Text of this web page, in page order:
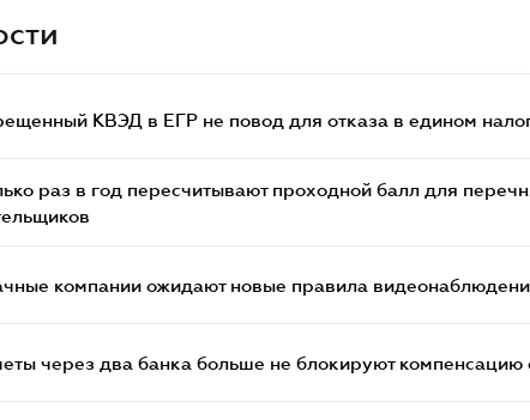
КВЭД в ЕГР не повод для отказа в едином
раз в год пересчитывают проходной балл для
компании ожидают новые правила
через два банка больше не блокируют компенсацию